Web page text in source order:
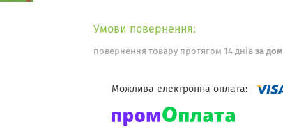
повернення товару протягом 14 днів за